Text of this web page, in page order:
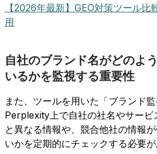
【2026年最新】GEO対策ツール
用
自社のブランド名がどのよ
いるかを監視する重要性
また、ツールを用いた「ブランド監
Perplexity上で自社の社名やサービ
と異なる情報や、競合他社の情報
いかを定期的にチェックする必要が